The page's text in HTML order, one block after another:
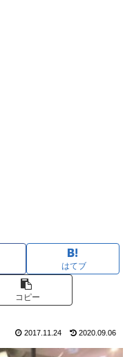
はてブ
コピー
2017.11.24 2020.09.06